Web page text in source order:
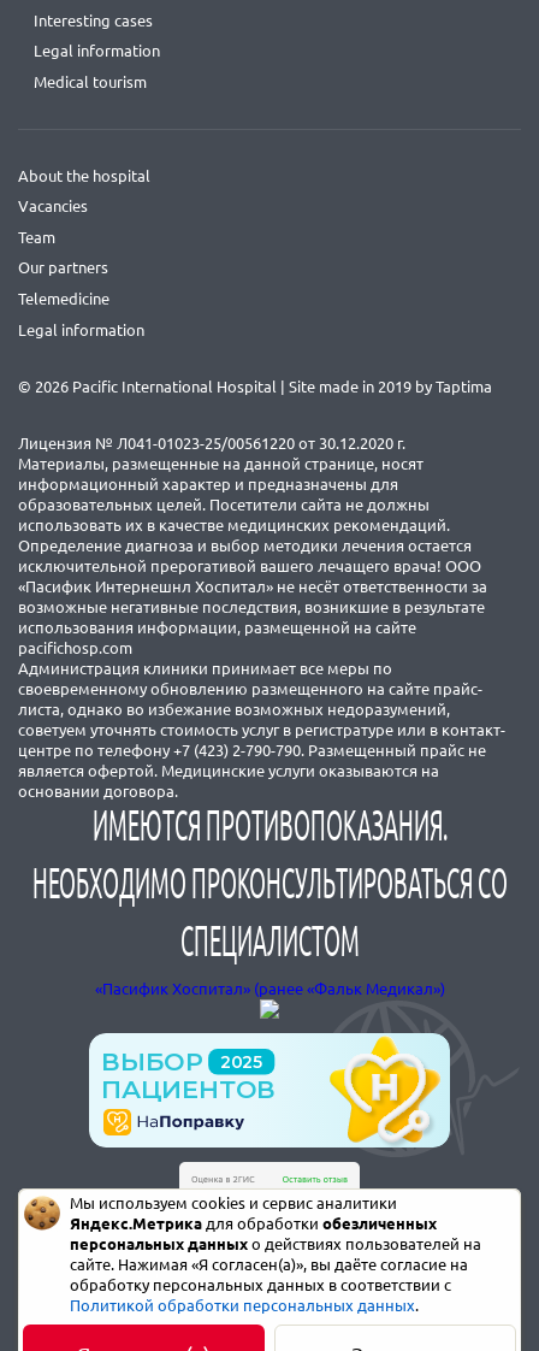
Interesting cases
Legal information
Medical tourism
About the hospital
Vacancies
Team
Our partners
Telemedicine
Legal information
© 2026 Pacific International Hospital | Site made in 2019 by Taptima
Лицензия № Л041-01023-25/00561220 от 30.12.2020 г.
Материалы, размещенные на данной странице, носят
информационный характер и предназначены для
образовательных целей. Посетители сайта не должны
использовать их в качестве медицинских рекомендаций.
Определение диагноза и выбор методики лечения остается
исключительной прерогативой вашего лечащего врача! ООО
«Пасифик Интернешнл Хоспитал» не несёт ответственности за
возможные негативные последствия, возникшие в результате
использования информации, размещенной на сайте
pacifichosp.com
Администрация клиники принимает все меры по
своевременному обновлению размещенного на сайте прайс-
листа, однако во избежание возможных недоразумений,
советуем уточнять стоимость услуг в регистратуре или в контакт-
центре по телефону +7 (423) 2-790-790. Размещенный прайс не
является офертой. Медицинские услуги оказываются на
основании договора.
ИМЕЮТСЯ ПРОТИВОПОКАЗАНИЯ.
НЕОБХОДИМО ПРОКОНСУЛЬТИРОВАТЬСЯ СО
СПЕЦИАЛИСТОМ
«Пасифик Хоспитал» (ранее «Фальк Медикал»)
Мы используем cookies и сервис аналитики
Яндекс.Метрикадля обработки обезличенных
персональных данныхо действиях пользователей на
сайте. Нажимая «Я согласен(а)», вы даёте согласие на
обработку персональных данных в соответствии с
Политикой обработки персональных данных.